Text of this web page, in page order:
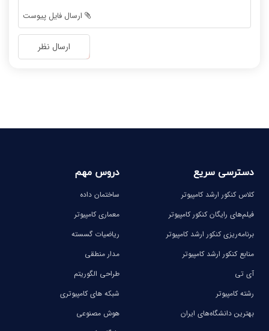
-
-
ارسال نظر
دسترسی سریع
کلاس کنکور ارشد کامپیوتر
فیلم‌های رایگان کنکور کامپیوتر
برنامه‌ریزی کنکور ارشد کامپیوتر
منابع کنکور ارشد کامپیوتر
آی تی
رشته کامپیوتر
بهترین دانشگاه‌های ایران
دروس مهم
ساختمان داده
معماری کامپیوتر
ریاضیات گسسته
مدار منطقی
طراحی الگوریتم
شبکه های کامپیوتری
هوش مصنوعی